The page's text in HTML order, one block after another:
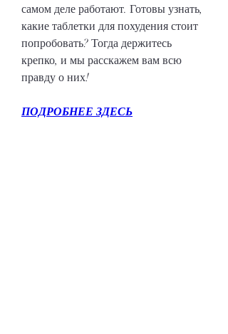
самом деле работают. Готовы узнать,
какие таблетки для похудения стоит
попробовать? Тогда держитесь
крепко, и мы расскажем вам всю
правду о них!
ПОДРОБНЕЕ ЗДЕСЬ